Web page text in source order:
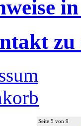
zu
Seite 5 von 9